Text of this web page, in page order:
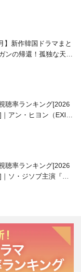
】新作韓国ドラマまと
ンの帰還！孤独な天才
聴率ランキング[2026
アン・ヒヨン（EXID
聴率ランキング[2026
ソ・ジソブ主演『エ